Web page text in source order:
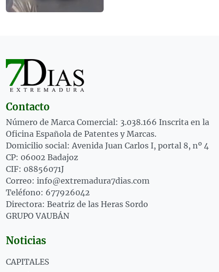
Contacto
Número de Marca Comercial: 3.038.166 Inscrita en la
Oficina Española de Patentes y Marcas.
Domicilio social: Avenida Juan Carlos I, portal 8, nº 4
CP: 06002 Badajoz
CIF: 08856071J
Correo: info@extremadura7dias.com
Teléfono: 677926042
Directora: Beatriz de las Heras Sordo
GRUPO VAUBÁN
Noticias
CAPITALES